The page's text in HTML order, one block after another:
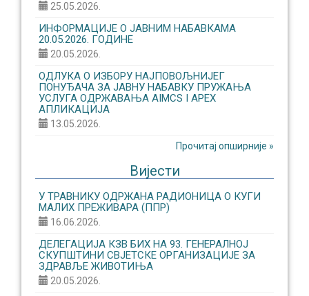
25.05.2026.
ИНФОРМАЦИЈЕ О ЈАВНИМ НАБАВКАМА
20.05.2026. ГОДИНЕ
20.05.2026.
ОДЛУКА О ИЗБОРУ НАЈПОВОЉНИЈЕГ
ПОНУЂАЧА ЗА ЈАВНУ НАБАВКУ ПРУЖАЊА
УСЛУГА ОДРЖАВАЊА AIMCS I APEX
АПЛИКАЦИЈА
13.05.2026.
Прочитај опширније »
Вијести
У ТРАВНИКУ ОДРЖАНА РАДИОНИЦА О КУГИ
МАЛИХ ПРЕЖИВАРА (ППР)
16.06.2026.
ДЕЛЕГАЦИЈА КЗВ БИХ НА 93. ГЕНЕРАЛНОЈ
СКУПШТИНИ СВЈЕТСКЕ ОРГАНИЗАЦИЈЕ ЗА
ЗДРАВЉЕ ЖИВОТИЊА
20.05.2026.